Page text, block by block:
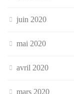
juin 2020
mai 2020
avril 2020
mars 2020